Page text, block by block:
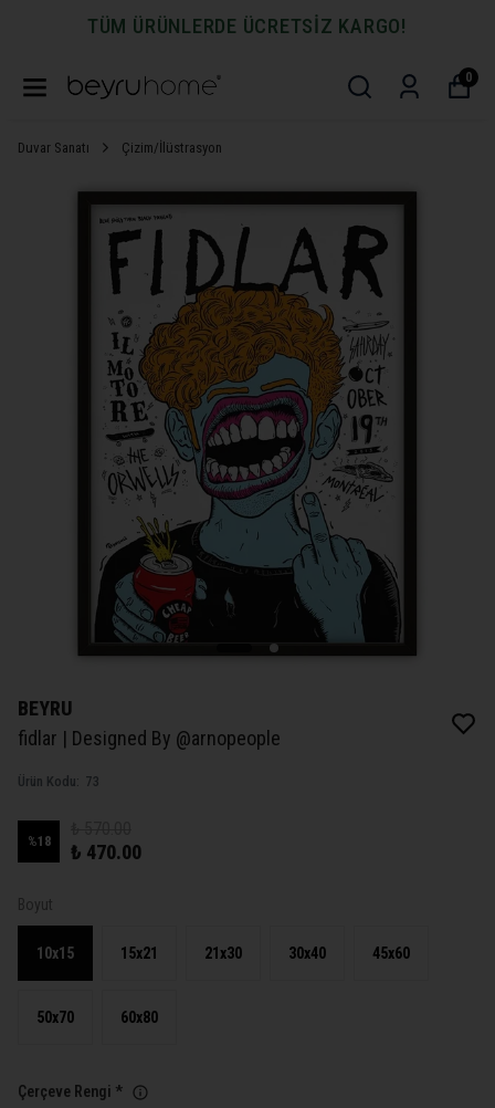
TÜM ÜRÜNLERDE ÜCRETSİZ KARGO!
0
Duvar Sanatı Çizim/İlüstrasyon
BEYRU
fidlar | Designed By @arnopeople
Ürün Kodu: 73
%18 ₺ 470.00
Boyut
10x15 15x21 21x30 30x40 45x60
50x70 60x80
Çerçeve Rengi *